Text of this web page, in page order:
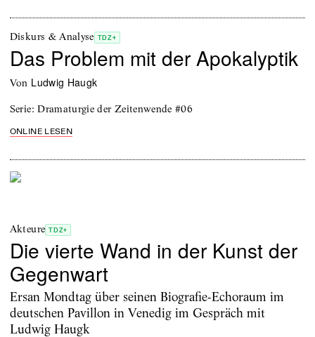
Diskurs & Analyse TDZ+
Das Problem mit der Apokalyptik
von Ludwig Haugk
Serie: Dramaturgie der Zeitenwende #06
ONLINE LESEN
Akteure TDZ+
Die vierte Wand in der Kunst der
Gegenwart
Ersan Mondtag über seinen Biografie-Echoraum im
deutschen Pavillon in Venedig im Gespräch mit
Ludwig Haugk